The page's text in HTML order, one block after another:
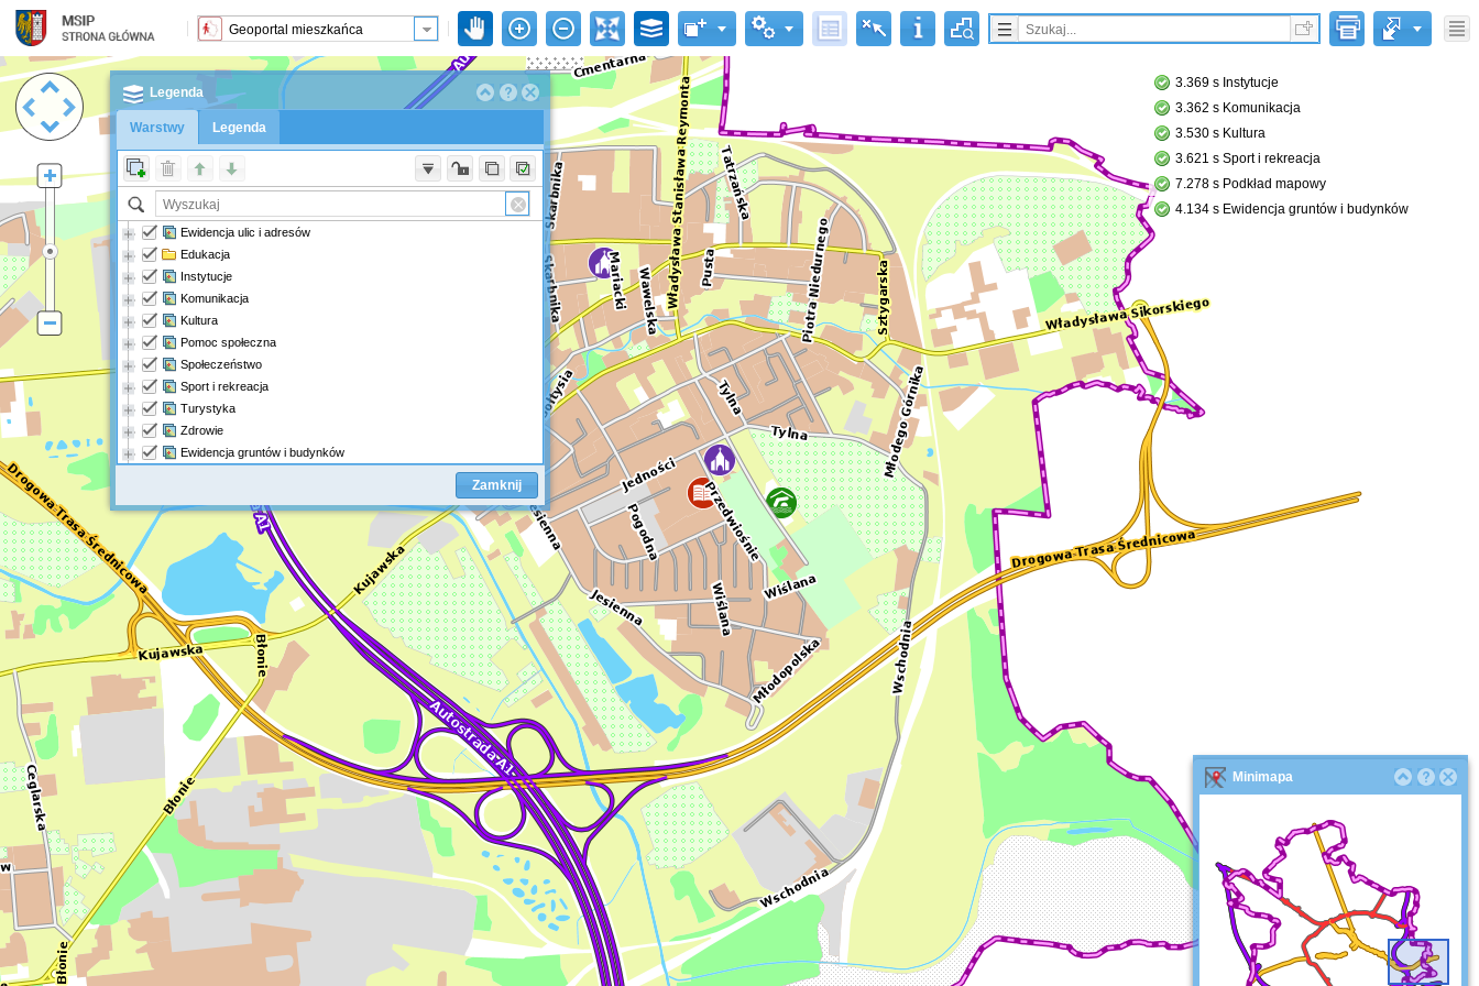
3.530 s Kultura
3.621 s Sport i rekreacja
7.278 s Podkład mapowy
4.134 s Ewidencja gruntów i budynków
Legenda
Warstwy Legenda
Ewidencja ulic i adresów
Edukacja
Instytucje
Komunikacja
Kultura
Pomoc społeczna
Społeczeństwo
Sport i rekreacja
Turystyka
Zdrowie
Ewidencja gruntów i budynków
Zamknij
Minimapa